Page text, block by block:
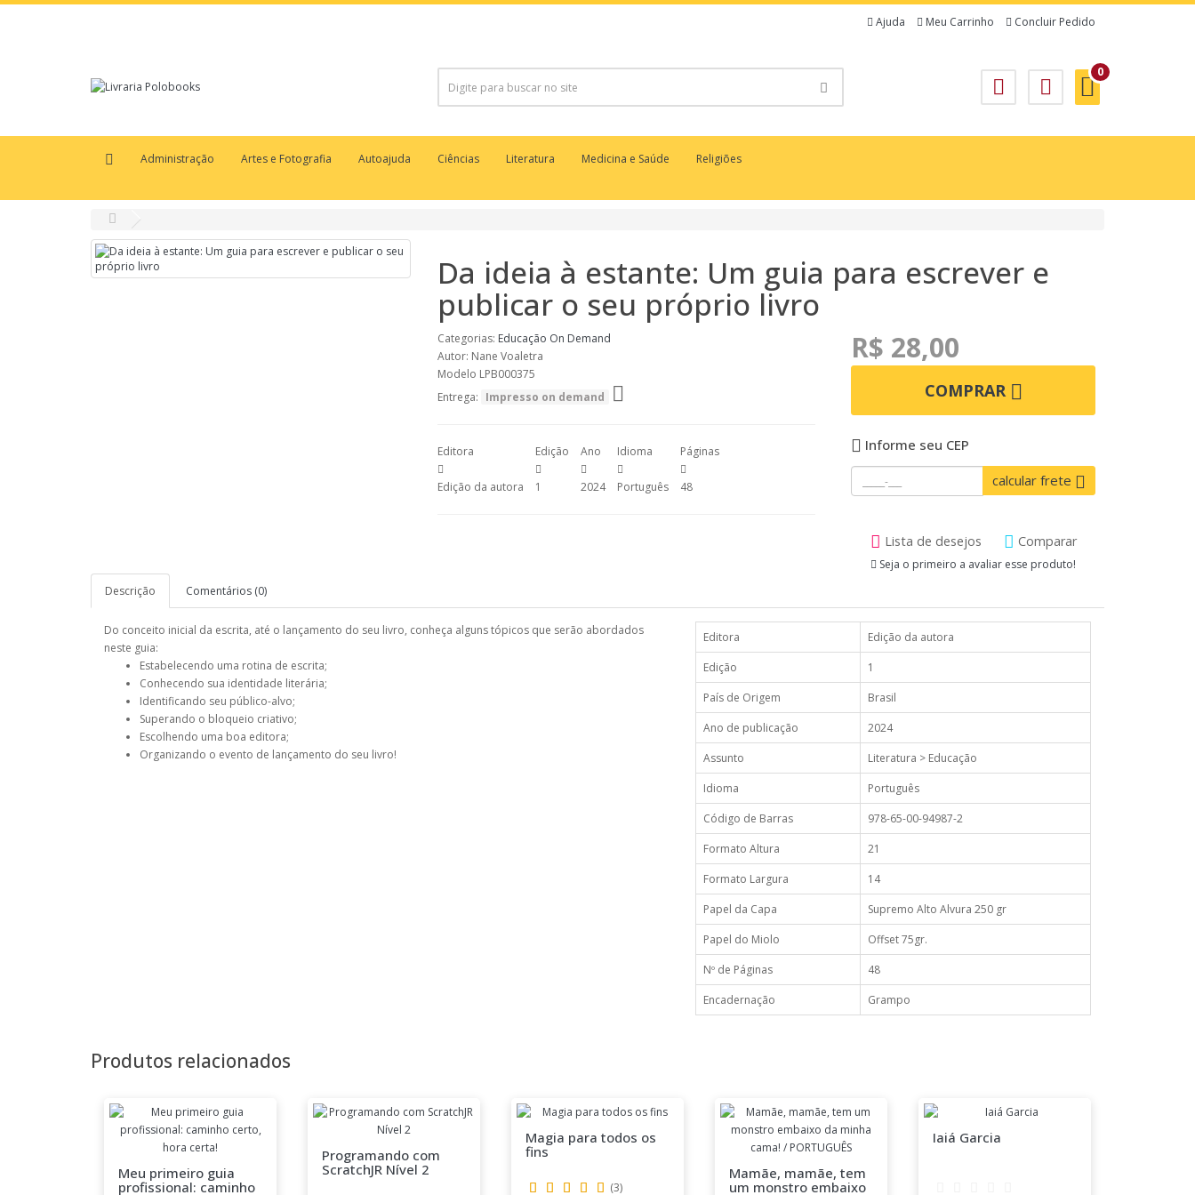
Ajuda Meu Carrinho Concluir Pedido
0
Administração Artes e Fotografia Autoajuda Ciências Literatura Medicina e Saúde Religiões
Da ideia à estante: Um guia para e screver e
publicar o seu próprio livro
Categorias: Educação On Demand
Autor: Nane Voaletra
Modelo LPB000375
Entrega: Impresso on demand
Editora
Edição da autora
Edição
1
Ano
2024
Idioma
Português
Páginas
48
R$ 28,00
COMPRAR
Informe seu CEP
calcular frete
Lista de desejos Comparar
Seja o primeiro a avaliar esse produto!
Descrição
Comentários (0)
Do conceito inicial da escrita, até o lançamento do seu livro, conheça alguns tópicos que serão abordados
neste guia:
Estabelecendo uma rotina de escrita;
Conhecendo sua identidade literária;
Identificando seu público-alvo;
Superando o bloqueio criativo;
Escolhendo uma boa editora;
Organizando o evento de lançamento do seu livro!
Editora
Edição da autora
Edição
1
País de Origem
Brasil
Ano de publicação
2024
Assunto
Literatura > Educação
Idioma
Português
Código de Barras
978-65-00-94987-2
Formato Altura
21
Formato Largura
14
Papel da Capa
Supremo Alto Alvura 250 gr
Papel do Miolo
Offset 75gr.
Nº de Páginas
48
Encadernação
Grampo
Produtos relacionados
Meu primeiro guia
profissional: caminho
Programando com
ScratchJR Nível 2
Magia para todos os
fins
(3)
Mamãe, mamãe, tem
um monstro embaixo
Iaiá Garcia